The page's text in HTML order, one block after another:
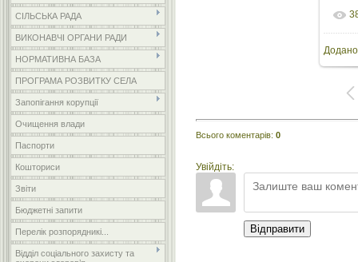
СІЛЬСЬКА РАДА
ВИКОНАВЧІ ОРГАНИ РАДИ
НОРМАТИВНА БАЗА
ПРОГРАМА РОЗВИТКУ СЕЛА
Запопігання корупції
Очищення влади
Паспорти
Кошториси
Звіти
Бюджетні запити
Перелік розпорядникі...
Відділ соціального захисту та
Додано
Всього коментарів: 0
Увійдіть:
Відправити